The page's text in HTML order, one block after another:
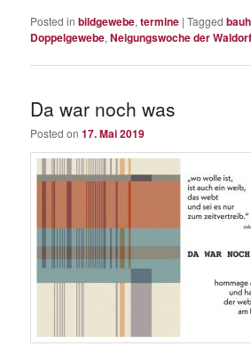
Posted in bildgewebe,termine |Tagged
Doppelgewebe,Neigungswoche der
Da war noch was
Posted on17. Mai 2019